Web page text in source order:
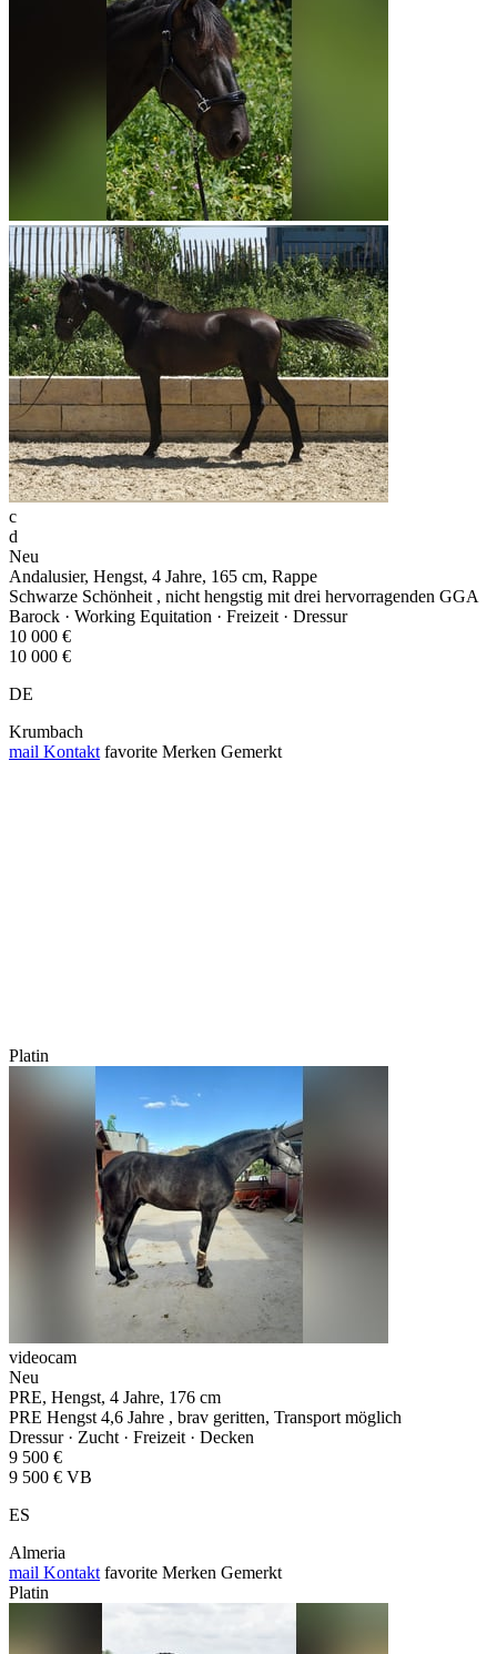
c
d
Neu
Andalusier, Hengst, 4 Jahre, 165 cm, Rappe
Schwarze Schönheit , nicht hengstig mit drei hervorragenden GGA
Barock · Working Equitation · Freizeit · Dressur
10 000 €
10 000 €
DE
Krumbach
mail Kontakt favorite Merken Gemerkt
Platin
videocam
Neu
PRE, Hengst, 4 Jahre, 176 cm
PRE Hengst 4,6 Jahre , brav geritten, Transport möglich
Dressur · Zucht · Freizeit · Decken
9 500 €
9 500 € VB
ES
Almeria
mail Kontakt favorite Merken Gemerkt
Platin